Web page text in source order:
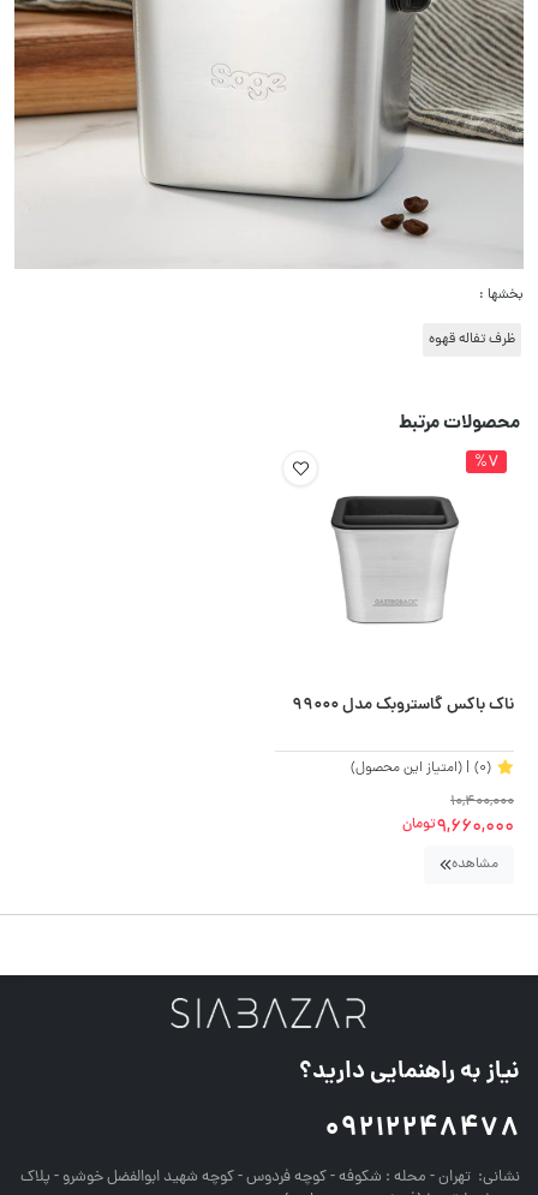
بخشها :
ظرف تفاله قهوه
محصولات مرتبط
%7
ناک باکس گاستروبک مدل 99000
(0)
| (امتیاز این محصول)
10,400,000
9,660,000تومان
مشاهده
نیاز به راهنمایی دارید؟
09212248478
نشانی: تهران - محله : شکوفه - کوچه فردوس - کوچه شهید ابوالفضل خوشرو - پلاک